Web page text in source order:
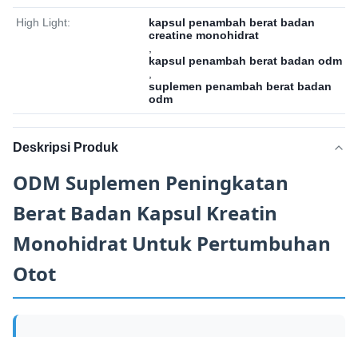
High Light:
kapsul penambah berat badan
creatine monohidrat
kapsul penambah berat badan odm
suplemen penambah berat badan
odm
Deskripsi Produk
ODM Suplemen Peningkatan
Berat Badan Kapsul Kreatin
Monohidrat Untuk Pertumbuhan
Otot